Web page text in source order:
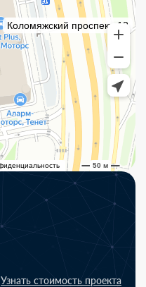
Узнать стоимость проекта